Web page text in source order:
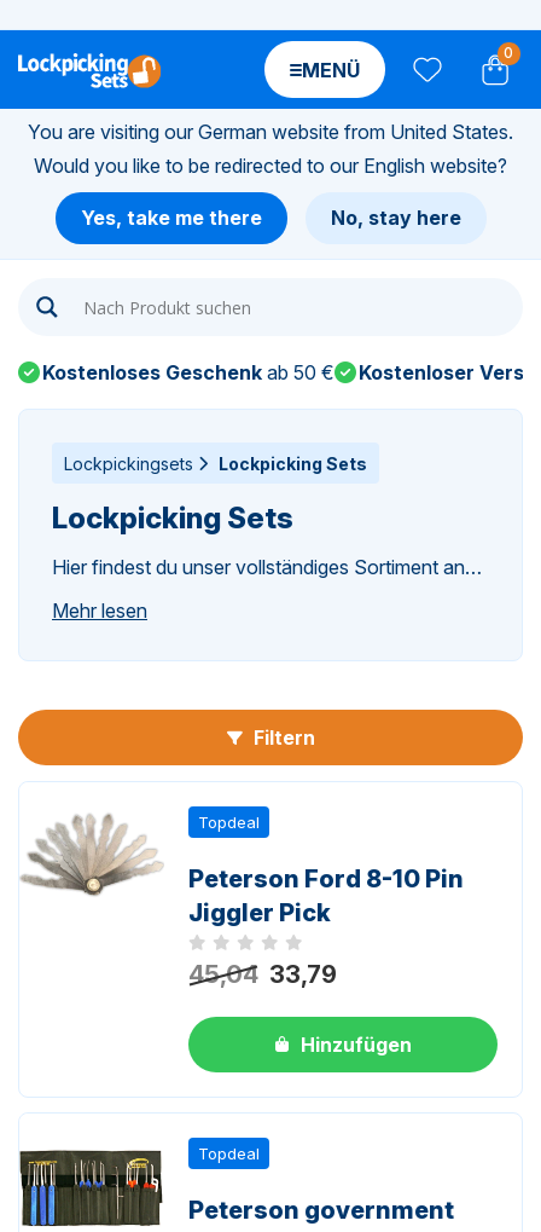
0
MENÜ
You are visiting our German website from United States.
Would you like to be redirected to our English website?
Yes, take me there No, stay here
Kostenloses Geschenk ab 50 € Kostenloser
Lockpickingsets Lockpicking Sets
Lockpicking Sets
Hier findest du unser vollständiges Sortiment an…
Mehr lesen
Filtern
Topdeal
Peterson Ford 8-10 Pin
Jiggler Pick
Noch keine Bewertungen
45,04 33,79
Hinzufügen
Topdeal
Peterson government